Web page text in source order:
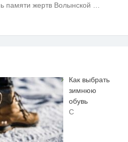
памяти жертв Волынской
Как выбрать
зимнюю
обувь
С